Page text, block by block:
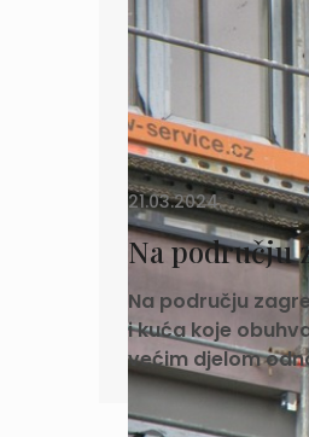
21.03.2024.
Na području
Na području
i kuća koje
većim djelom